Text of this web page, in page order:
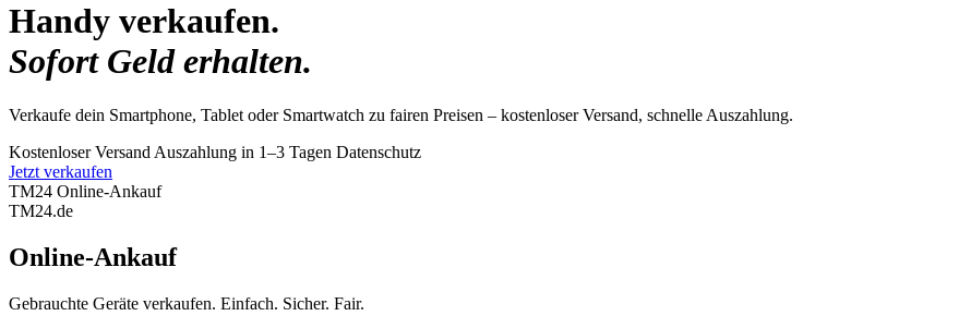
Handy verkaufen.
Sofort Geld erhalten.
Verkaufe dein Smartphone, Tablet oder Smartwatch zu fairen Preisen – kostenloser Versand, schnelle Auszahlung.
Kostenloser Versand Auszahlung in 1–3 Tagen Datenschutz
Jetzt verkaufen
TM24 Online-Ankauf
TM24.de
Online-Ankauf
Gebrauchte Geräte verkaufen. Einfach. Sicher. Fair.